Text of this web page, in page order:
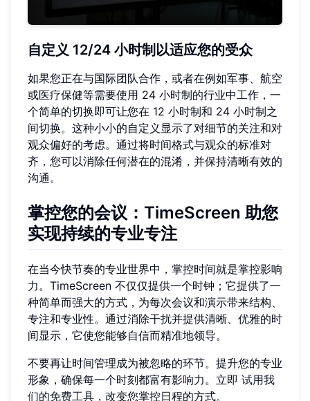
自定义 12/24 小时制以适应您的受众
如果您正在与国际团队合作，或者在例如军事、航空
或医疗保健等需要使用 24 小时制的行业中工作，一
个简单的切换即可让您在 12 小时制和 24 小时制之
间切换。这种小小的自定义显示了对细节的关注和对
观众偏好的考虑。通过将时间格式与观众的标准对
齐，您可以消除任何潜在的混淆，并保持清晰有效的
沟通。
掌控您的会议：TimeScreen 助您
实现持续的专业专注
在当今快节奏的专业世界中，掌控时间就是掌控影响
力。TimeScreen 不仅仅提供一个时钟；它提供了一
种简单而强大的方式，为每次会议和演示带来结构、
专注和专业性。通过消除干扰并提供清晰、优雅的时
间显示，它使您能够自信而精准地领导。
不要再让时间管理成为被忽略的环节。提升您的专业
形象，确保每一个时刻都富有影响力。立即 试用我
们的免费工具 ，改变您掌控日程的方式。